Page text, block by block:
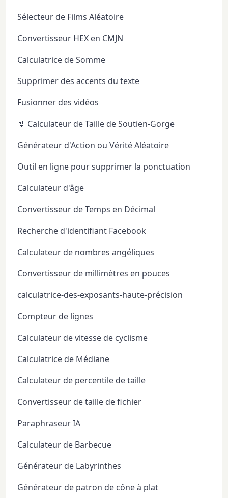
Sélecteur de Films Aléatoire
Convertisseur HEX en CMJN
Calculatrice de Somme
Supprimer des accents du texte
Fusionner des vidéos
👙 Calculateur de Taille de Soutien-Gorge
Générateur d'Action ou Vérité Aléatoire
Outil en ligne pour supprimer la ponctuation
Calculateur d'âge
Convertisseur de Temps en Décimal
Recherche d'identifiant Facebook
Calculateur de nombres angéliques
Convertisseur de millimètres en pouces
calculatrice-des-exposants-haute-précision
Compteur de lignes
Calculateur de vitesse de cyclisme
Calculatrice de Médiane
Calculateur de percentile de taille
Convertisseur de taille de fichier
Paraphraseur IA
Calculateur de Barbecue
Générateur de Labyrinthes
Générateur de patron de cône à plat